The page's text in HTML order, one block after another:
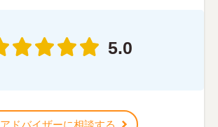
5.0
アドバイザーに相談する